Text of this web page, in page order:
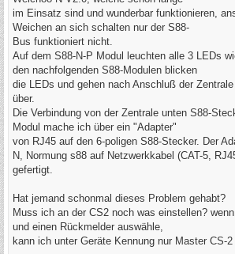
im Einsatz sind und wunderbar funktionieren,
Weichen an sich schalten nur der S88-
Bus funktioniert nicht.
Auf dem S88-N-P Modul leuchten alle 3 LEDs
den nachfolgenden S88-Modulen blicken
die LEDs und gehen nach Anschluß der
über.
Die Verbindung von der Zentrale unten S88-
Modul mache ich über ein "Adapter"
von RJ45 auf den 6-poligen S88-Stecker. Der
N, Normung s88 auf Netzwerkkabel (CAT-5,
gefertigt.
Hat jemand schonmal dieses Problem gehabt?
Muss ich an der CS2 noch was einstellen?
und einen Rückmelder auswähle,
kann ich unter Geräte Kennung nur Master CS-